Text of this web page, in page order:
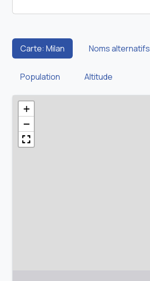
Carte: Milan Noms alternatifs
Population Altitude
+
−